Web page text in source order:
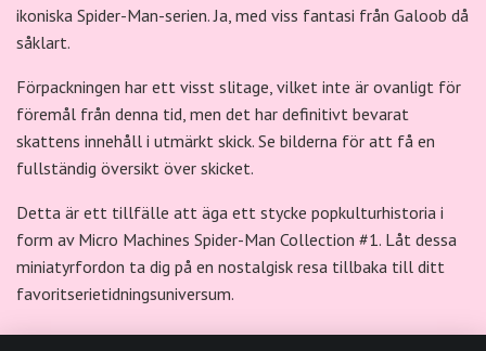
ikoniska Spider-Man-serien. Ja, med viss fantasi från Galoob då
såklart.
Förpackningen har ett visst slitage, vilket inte är ovanligt för
föremål från denna tid, men det har definitivt bevarat
skattens innehåll i utmärkt skick. Se bilderna för att få en
fullständig översikt över skicket.
Detta är ett tillfälle att äga ett stycke popkulturhistoria i
form av Micro Machines Spider-Man Collection #1. Låt dessa
miniatyrfordon ta dig på en nostalgisk resa tillbaka till ditt
favoritserietidningsuniversum.